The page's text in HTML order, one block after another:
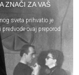
ZNAČI ZA VAŠ
sveta prihvatio je
ovaj preporod